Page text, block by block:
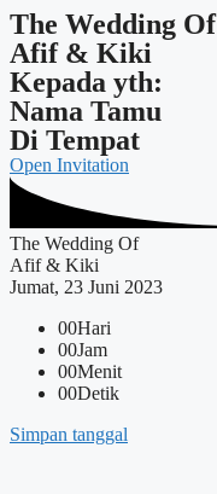
The Wedding Of
Afif & Kiki
Kepada yth:
Nama Tamu
Di Tempat
Open Invitation
The Wedding Of
Afif & Kiki
Jumat, 23 Juni 2023
00Hari
00Jam
00Menit
00Detik
Simpan tanggal